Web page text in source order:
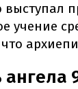
выступал
учение
ангела